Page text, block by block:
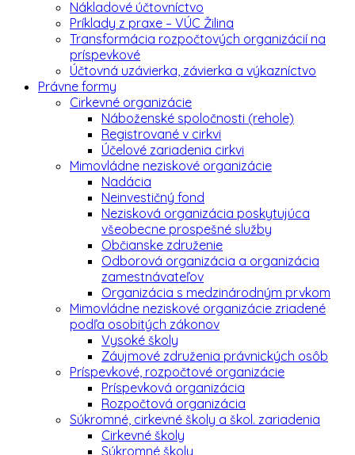
Nákladové účtovníctvo
Príklady z praxe – VÚC Žilina
Transformácia rozpočtových organizácií na
príspevkové
Účtovná uzávierka, závierka a výkazníctvo
Právne formy
Cirkevné organizácie
Náboženské spoločnosti (rehole)
Registrované v cirkvi
Účelové zariadenia cirkvi
Mimovládne neziskové organizácie
Nadácia
Neinvestičný fond
Nezisková organizácia poskytujúca
všeobecne prospešné služby
Občianske združenie
Odborová organizácia a organizácia
zamestnávateľov
Organizácia s medzinárodným prvkom
Mimovládne neziskové organizácie zriadené
podľa osobitých zákonov
Vysoké školy
Záujmové združenia právnických osôb
Príspevkové, rozpočtové organizácie
Príspevková organizácia
Rozpočtová organizácia
Súkromné, cirkevné školy a škol. zariadenia
Cirkevné školy
Súkromné školy